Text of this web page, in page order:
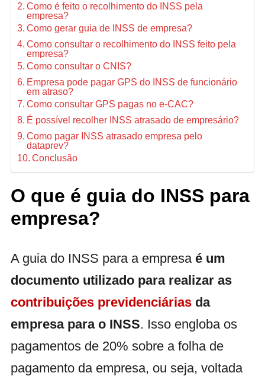
Como é feito o recolhimento do INSS pela
empresa?
Como gerar guia de INSS de empresa?
Como consultar o recolhimento do INSS feito pela
empresa?
Como consultar o CNIS?
Empresa pode pagar GPS do INSS de funcionário
em atraso?
Como consultar GPS pagas no e-CAC?
É possível recolher INSS atrasado de empresário?
Como pagar INSS atrasado empresa pelo
dataprev?
Conclusão
O que é guia do INSS para
empresa?
A guia do INSS para a empresa é um
documento utilizado para realizar as
contribuições previdenciárias da
empresa para o INSS. Isso engloba os
pagamentos de 20% sobre a folha de
pagamento da empresa, ou seja, voltada